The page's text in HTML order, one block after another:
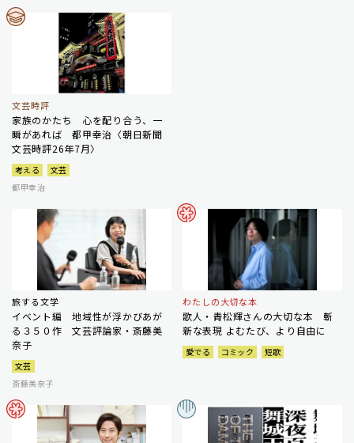
文芸時評
家族のかたち 心を配り合う、一
瞬があれば 都甲幸治〈朝日新聞
文芸時評26年7月〉
考える
文芸
都甲幸治
旅する文学
イベント編 地域性が浮かびあが
る３５０作 文芸評論家・斎藤美
奈子
文芸
斎藤美奈子
わたしの大切な本
歌人・青松輝さんの大切な本 斬
新な表現 よむたび、より自由に
愛でる コミック 短歌